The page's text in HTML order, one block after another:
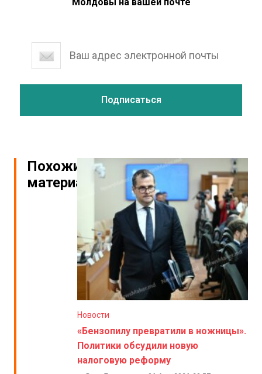
Похожие
материалы
Новости
«Бензопилу превратили в ножницы».
Политики обсудили новую
налоговую реформу